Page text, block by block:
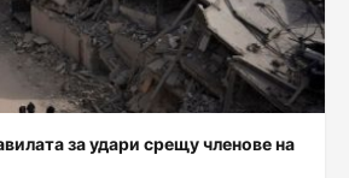
за удари срещу членове на